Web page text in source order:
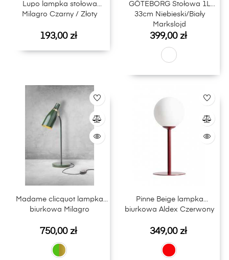
Lupo lampka stołowa
Milagro Czarny / Złoty
Cena
193,00 zł
GÖTEBORG Stołowa 1L
33cm Niebieski/Biały
Markslojd
Cena
399,00 zł
Madame clicquot lampka
biurkowa Milagro
Cena
750,00 zł
Pinne Beige lampka
biurkowa Aldex Czerwony
Cena
349,00 zł